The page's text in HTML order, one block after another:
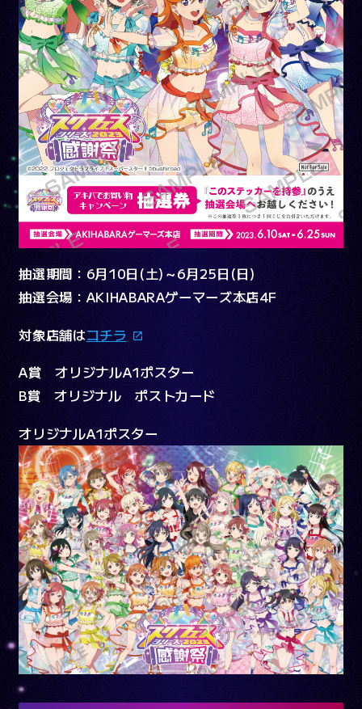
抽選期間：6月10日(土)～6月25日(日)
抽選会場：AKIHABARAゲーマーズ本店4F
対象店舗はコチラ
A賞 オリジナルA1ポスター
B賞 オリジナル ポストカード
オリジナルA1ポスター